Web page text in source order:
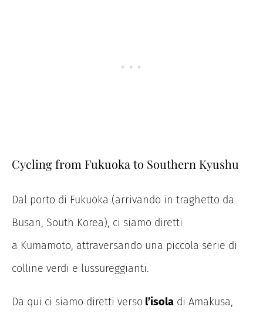
Cycling from Fukuoka to Southern Kyushu
Dal porto di Fukuoka (arrivando in traghetto da
Busan, South Korea), ci siamo diretti
a Kumamoto, attraversando una piccola serie di
colline verdi e lussureggianti.
Da qui ci siamo diretti verso l’isola di Amakusa,